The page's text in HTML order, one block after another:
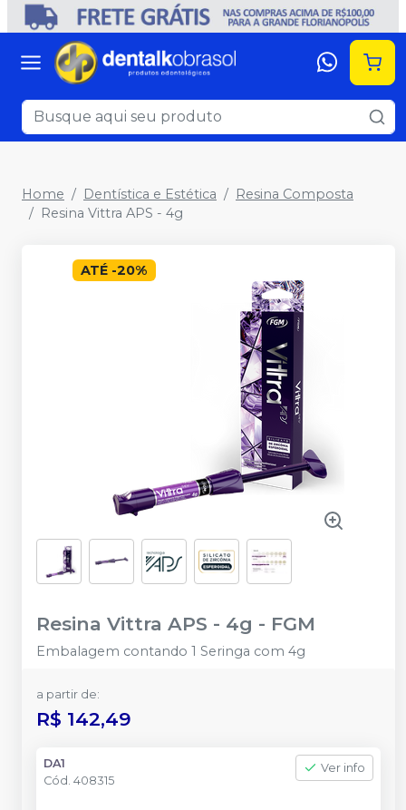
Home Dentística e Estética
Resina Composta
Resina Vittra APS - 4g
ATÉ -20%
Resina Vittra APS - 4g - FGM
Embalagem contando 1 Seringa com 4g
a partir de:
R$ 142,49
DA1
Cód. 408315
Ver info